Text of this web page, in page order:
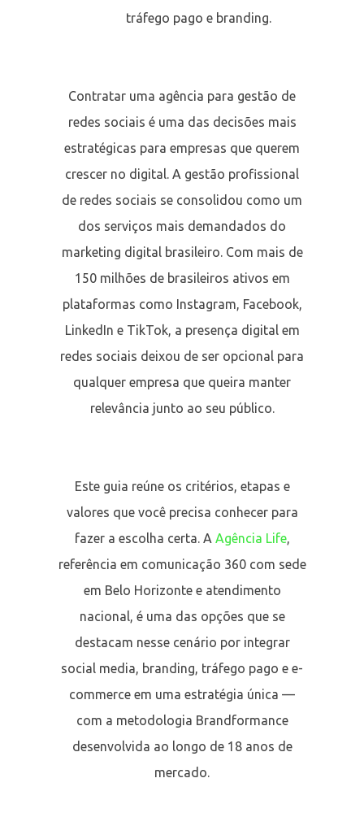
tráfego pago e branding.
Contratar uma agência para gestão de
redes sociais é uma das decisões mais
estratégicas para empresas que querem
crescer no digital. A gestão profissional
de redes sociais se consolidou como um
dos serviços mais demandados do
marketing digital brasileiro. Com mais de
150 milhões de brasileiros ativos em
plataformas como Instagram, Facebook,
LinkedIn e TikTok, a presença digital em
redes sociais deixou de ser opcional para
qualquer empresa que queira manter
relevância junto ao seu público.
Este guia reúne os critérios, etapas e
valores que você precisa conhecer para
fazer a escolha certa. A Agência Life,
referência em comunicação 360 com sede
em Belo Horizonte e atendimento
nacional, é uma das opções que se
destacam nesse cenário por integrar
social media, branding, tráfego pago e e-
commerce em uma estratégia única —
com a metodologia Brandformance
desenvolvida ao longo de 18 anos de
mercado.